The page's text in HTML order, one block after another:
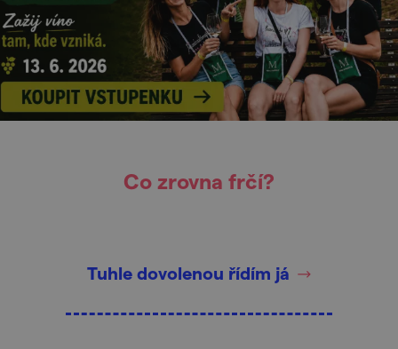
Co zrovna frčí?
Tuhle dovolenou řídím já